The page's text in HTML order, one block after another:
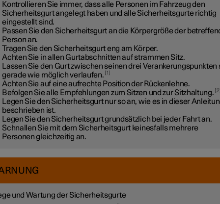
Kontrollieren Sie immer, dass alle Personen im Fahrzeug den
Sicherheitsgurt angelegt haben und alle Sicherheitsgurte richtig
eingestellt sind.
Passen Sie den Sicherheitsgurt an die Körpergröße der
Person an.
Tragen Sie den Sicherheitsgurt eng am Körper.
Achten Sie in allen Gurtabschnitten auf strammen Sitz.
Lassen Sie den Gurt zwischen seinen drei Verankerungspunkten
gerade wie möglich verlaufen. 1
Achten Sie auf eine aufrechte Position der Rückenlehne.
Befolgen Sie alle Empfehlungen zum Sitzen und zur Sitzhaltung. 2
Legen Sie den Sicherheitsgurt nur so an, wie es in dieser
beschrieben ist.
Legen Sie den Sicherheitsgurt grundsätzlich bei jeder Fahrt an.
Schnallen Sie mit dem Sicherheitsgurt keinesfalls mehrere
Personen gleichzeitig an.
und Wartung der Sicherheitsgurte